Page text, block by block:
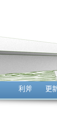
利斧 更